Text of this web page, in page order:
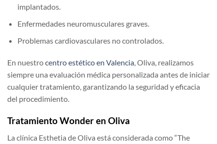
implantados.
Enfermedades neuromusculares graves.
Problemas cardiovasculares no controlados.
En nuestrocentro estético en Valencia, Oliva, realizamos
siempre una evaluación médica personalizada antes de iniciar
cualquier tratamiento, garantizando la seguridad y eficacia
del procedimiento.
Tratamiento Wonder en Oliva
La clínica Esthetia de Oliva está considerada como “The